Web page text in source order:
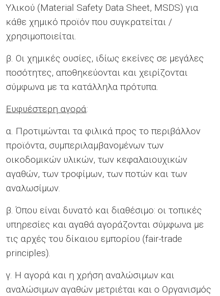
Υλικού (Material Safety Data Sheet, MSDS) για
κάθε χημικό προϊόν που συγκρατείται /
χρησιμοποιείται.
β. Οι χημικές ουσίες, ιδίως εκείνες σε μεγάλες
ποσότητες, αποθηκεύονται και χειρίζονται
σύμφωνα με τα κατάλληλα πρότυπα.
Ευφυέστερη αγορά:
α. Προτιμώνται τα φιλικά προς το περιβάλλον
προϊόντα, συμπεριλαμβανομένων των
οικοδομικών υλικών, των κεφαλαιουχικών
αγαθών, των τροφίμων, των ποτών και των
αναλωσίμων.
β. Όπου είναι δυνατό και διαθέσιμο: οι τοπικές
υπηρεσίες και αγαθά αγοράζονται σύμφωνα με
τις αρχές του δίκαιου εμπορίου (fair-trade
principles).
γ. Η αγορά και η χρήση αναλώσιμων και
αναλώσιμων αγαθών μετριέται και ο Οργανισμός